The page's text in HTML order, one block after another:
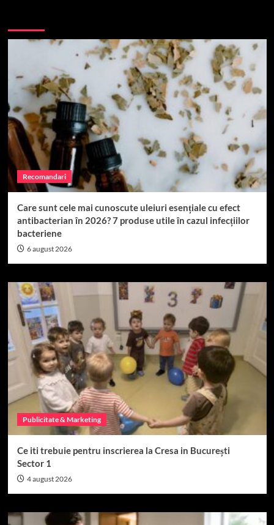
Recomandari
Care sunt cele mai cunoscute uleiuri esențiale cu efect
antibacterian în 2026? 7 produse utile în cazul infecțiilor
bacteriene
6 august 2026
Publicitate & Marketing
Ce iti trebuie pentru inscrierea la Cresa in București
Sector 1
4 august 2026